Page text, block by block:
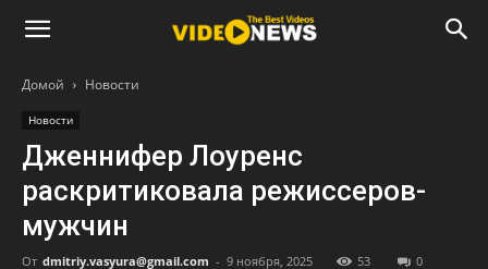
Домой Новости
Новости
Дженнифер Лоуренс
раскритиковала режиссеров-
мужчин
От dmitriy.vasyura@gmail.com - 9 ноября, 2025 53 0